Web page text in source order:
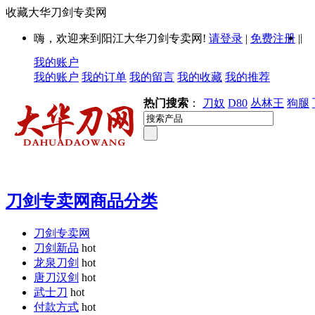
收藏大华刀剑专卖网
嗨，欢迎来到阳江大华刀剑专卖网! 请登录 | 免费注册 ||
我的账户
我的账户 我的订单 我的留言 我的收藏 我的推荐
热门搜索 ： 刀奴 D80 丛林王 狗腿
刀剑专卖网商品分类
刀剑专卖网
刀剑新品 hot
龙泉刀剑 hot
唐刀汉剑 hot
武士刀 hot
付款方式 hot